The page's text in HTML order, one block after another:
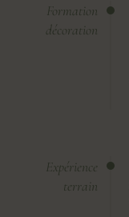
Formation
décoration
Expérience
terrain